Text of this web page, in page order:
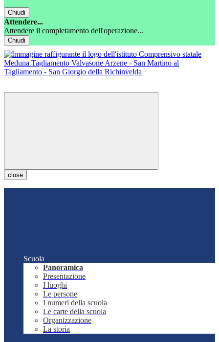
Chiudi
Attendere...
Attendere il completamento dell'operazione...
Chiudi
close
Scuola
Panoramica
Presentazione
I luoghi
Le persone
I numeri della scuola
Le carte della scuola
Organizzazione
La storia